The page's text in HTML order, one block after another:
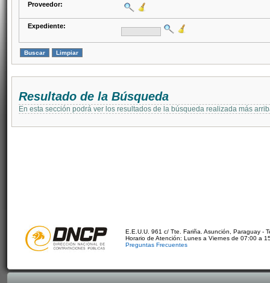
Proveedor:
Expediente:
Resultado de la Búsqueda
En esta sección podrá ver los resultados de la búsqueda realizada más
E.E.U.U. 961 c/ Tte. Fariña. Asunción, Paraguay -
Horario de Atención: Lunes a Viernes de 07:00 a
Preguntas Frecuentes